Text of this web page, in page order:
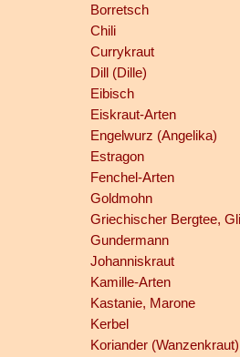
Borretsch
Chili
Currykraut
Dill (Dille)
Eibisch
Eiskraut-Arten
Engelwurz (Angelika)
Estragon
Fenchel-Arten
Goldmohn
Griechischer Bergtee,
Gundermann
Johanniskraut
Kamille-Arten
Kastanie, Marone
Kerbel
Koriander (Wanzenkraut)